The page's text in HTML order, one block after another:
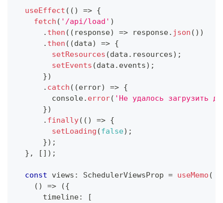
useEffect ( ( ) => {
fetch ( '/api/load' )
. then ( ( response) => response. json ( ) )
. then ( (data) => {
setResources (data . resources) ;
setEvents (data . events) ;
})
. catch ( (error) => {
console. error( 'Не удалось загрузить
})
. finally( ( ) => {
setLoading (false) ;
}) ;
} , [ ] ) ;
const views : SchedulerViewsProp = useMemo (
( ) => ({
      timeline
:
[